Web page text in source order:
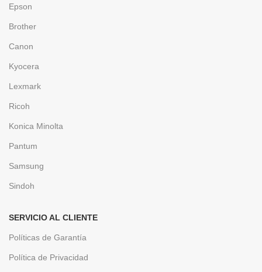
Epson
Brother
Canon
Kyocera
Lexmark
Ricoh
Konica Minolta
Pantum
Samsung
Sindoh
SERVICIO AL CLIENTE
Políticas de Garantía
Política de Privacidad